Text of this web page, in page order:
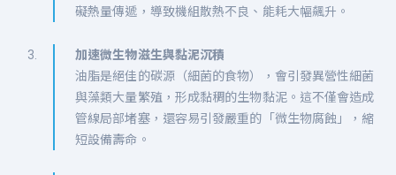
礙熱量傳遞，導致機組散熱不良、能耗大幅飆升。
加速微生物滋生與黏泥沉積
油脂是絕佳的碳源（細菌的食物），會引發異營性細菌
與藻類大量繁殖，形成黏稠的生物黏泥。這不僅會造成
管線局部堵塞，還容易引發嚴重的「微生物腐蝕」，縮
短設備壽命。